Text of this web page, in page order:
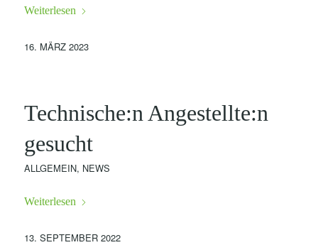
Weiterlesen
16. MÄRZ 2023
Technische:n Angestellte:n
gesucht
ALLGEMEIN, NEWS
Weiterlesen
13. SEPTEMBER 2022